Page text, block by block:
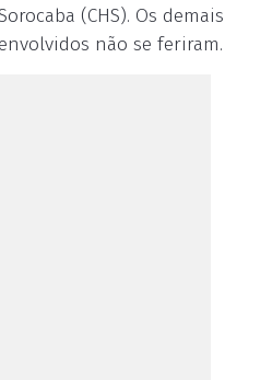
(CHS). Os demais
não se feriram.